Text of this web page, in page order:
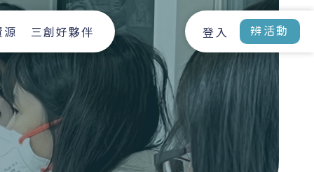
源 三創好夥伴 登入 辨活動